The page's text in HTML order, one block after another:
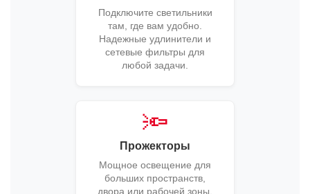
Подключите светильники
там, где вам удобно.
Надежные удлинители и
сетевые фильтры для
любой задачи.
🔦
Прожекторы
Мощное освещение для
больших пространств,
двора или рабочей зоны.